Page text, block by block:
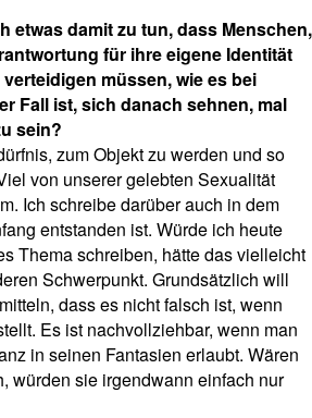
etwas damit zu tun, dass Menschen,
für ihre eigene Identität
müssen, wie es bei
Fall ist, sich danach sehnen, mal
sein?
zum Objekt zu werden und so
von unserer gelebten Sexualität
Ich schreibe darüber auch in dem
entstanden ist. Würde ich heute
Thema schreiben, hätte das vielleicht
Schwerpunkt. Grundsätzlich will
dass es nicht falsch ist, wenn
Es ist nachvollziehbar, wenn man
in seinen Fantasien erlaubt. Wären
würden sie irgendwann einfach nur